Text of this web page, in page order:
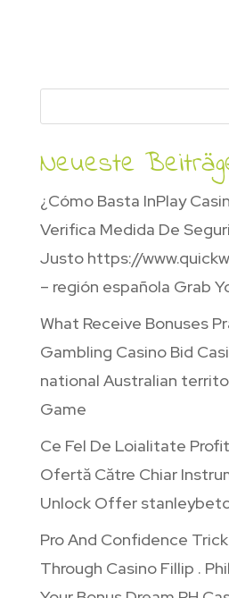
Neueste
¿Cómo Basta InPlay
Verifica Medida De
Justo https://
– región española Grab
What Receive Bonuses
Gambling Casino Bid
national Australian
Game
Ce Fel De Loialitate
Ofertă Către Chiar
Unlock Offer
Pro And Confidence
Through Casino Fillip .